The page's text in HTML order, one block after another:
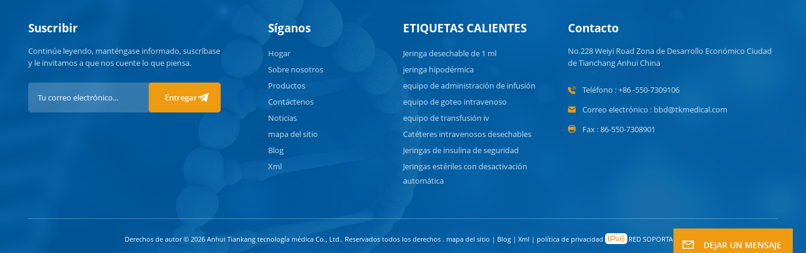
Suscribir
Continúe leyendo, manténgase informado, suscríbase
y le invitamos a que nos cuente lo que piensa.
Entregar
Síganos
Hogar
Sobre nosotros
Productos
Contáctenos
Noticias
mapa del sitio
Blog
Xml
ETIQUETAS CALIENTES
Jeringa desechable de 1 ml
jeringa hipodérmica
equipo de administración de infusión
equipo de goteo intravenoso
equipo de transfusión iv
Catéteres intravenosos desechables
Jeringas de insulina de seguridad
Jeringas estériles con desactivación
automática
Contacto
No.228 Weiyi Road Zona de Desarrollo Económico Ciudad
de Tianchang Anhui China
Teléfono : +86 -550-7309106
Correo electrónico : bbd@tkmedical.com
Fax : 86-550-7308901
Derechos de autor © 2026 Anhui Tiankang tecnología médica Co., Ltd.. Reservados todos los derechos . mapa del sitio | Blog | Xml | política de privacidad RED SOPORTADA
DEJAR UN MENSAJE